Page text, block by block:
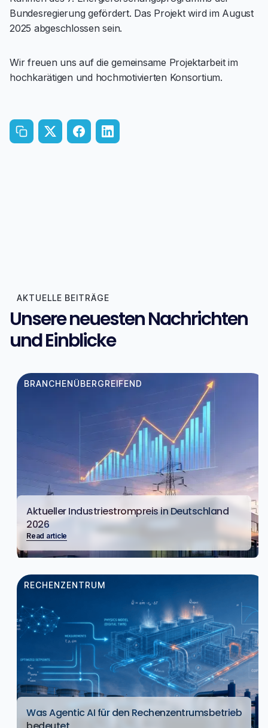
Bundesregierung gefördert. Das Projekt wird im August
2025 abgeschlossen sein.
Wir freuen uns auf die gemeinsame Projektarbeit im
hochkarätigen und hochmotivierten Konsortium.
AKTUELLE BEITRÄGE
Unsere neuesten Nachrichten
und Einblicke
BRANCHENÜBERGREIFEND
Aktueller Industriestrompreis in Deutschland
2026
Read article
RECHENZENTRUM
Was Agentic AI für den Rechenzentrumsbetrieb